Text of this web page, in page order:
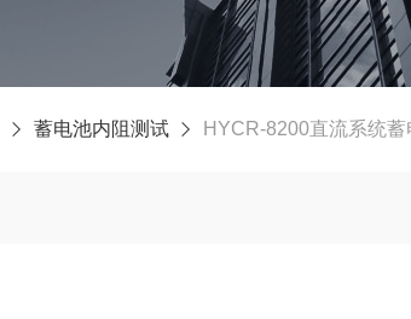
蓄电池内阻测试 HYCR-8200直流系统